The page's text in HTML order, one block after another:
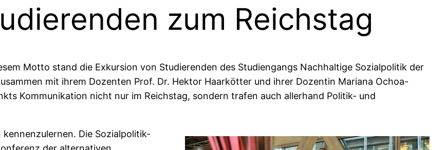
zum Reichstag
Motto stand die Exkursion von Studierenden des Studiengangs Nachhaltige Sozialpolitik der
mit ihrem Dozenten Prof. Dr. Hektor Haarkötter und ihrer Dozentin Mariana Ochoa-
Kommunikation nicht nur im Reichstag, sondern trafen auch allerhand Politik- und
Die Sozialpolitik-